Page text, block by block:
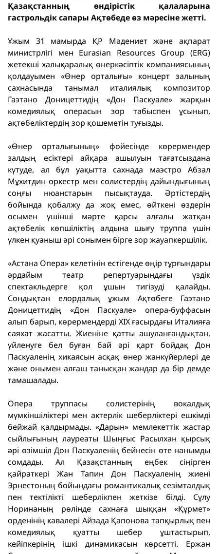
Қазақстанның өндірістік қалаларына
гастрольдік сапары Ақтөбеде өз мәресіне жетті.
Ұжым 31 мамырда ҚР Мәдениет және ақпарат
министрлігі мен Eurasian Resources Group (ERG)
жетекші халықаралық өнеркәсіптік компаниясының
қолдауымен «Өнер орталығы» концерт залының
сахнасында танымал италиялық композитор
Гаэтано Доницеттидің «Дон Паскуале» жарқын
комедиялық операсын зор табыспен ұсынып,
ақтөбеліктердің зор қошеметін туғызды.
«Өнер орталығының» фойесінде көрермендер
залдың есіктері айқара ашылуын тағатсыздана
күтуде, ал бұл уақытта сахнада маэстро Абзал
Мұхитдин оркестр мен солистердің дайындығының
соңғы нюанстарын пысықтауда. Әртістердің
бойында қобалжу да жоқ емес, өйткені өздерін
осымен үшінші мәрте қарсы алғалы жатқан
ақтөбелік көпшіліктің алдына шығу труппа үшін
үлкен қуаныш әрі сонымен бірге зор жауапкершілік.
«Астана Опера» келетінін естігенде өңір тұрғындары
әрдайым театр репертуарындағы үздік
спектакльдерге қол ұшын тигізуді қалайды.
Сондықтан елордалық ұжым Ақтөбеге Гаэтано
Доницеттидің «Дон Паскуале» опера-буффасын
алып барып, көрермендерді XIX ғасырдағы Италияға
саяхат жасатты. Жиеніне қатты ашуланғандықтан,
үйленуге бел буған бай әрі қарт бойдақ Дон
Паскуаленің хикаясын асқақ өнер жанкүйерлері де
және онымен алғаш танысқан жандар да бір демде
тамашалады.
Опера труппасы солистерінің вокалдық
мүмкіншіліктері мен актерлік шеберліктері ешкімді
бейжай қалдырмады. «Дарын» мемлекеттік жастар
сыйлығының лауреаты Шыңғыс Расылхан қырсық
әрі өзімшіл Дон Паскуаленің бейнесін өте нанымды
сомдады. Ал Қазақстанның еңбек сіңірген
қайраткері Жан Тапин Дон Паскуаленің жиені
Эрнестоның бойындағы романтикалық сезімталдық
пен тектілікті шеберлікпен жеткізе білді. Сұлу
Норинаның рөлінде сахнаға шыққан «Құрмет»
орденінің кавалері Айзада Қапонова тапқырлық пен
комедиялық қуатты шебер ұштастырып,
кейіпкерінің ішкі динамикасын көрсетті. Ержан